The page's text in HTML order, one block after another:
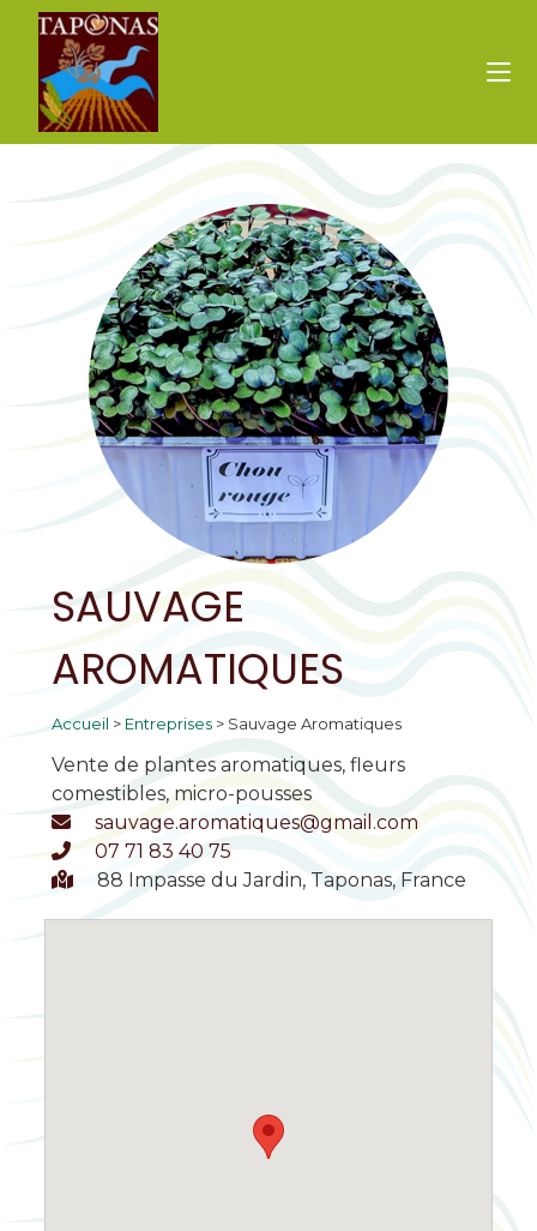
SAUVAGE
AROMATIQUES
Accueil > Entreprises> Sauvage Aromatiques
Vente de plantes aromatiques, fleurs
comestibles, micro-pousses
sauvage.aromatiques@gmail.com
07 71 83 40 75
88 Impasse du Jardin, Taponas, France